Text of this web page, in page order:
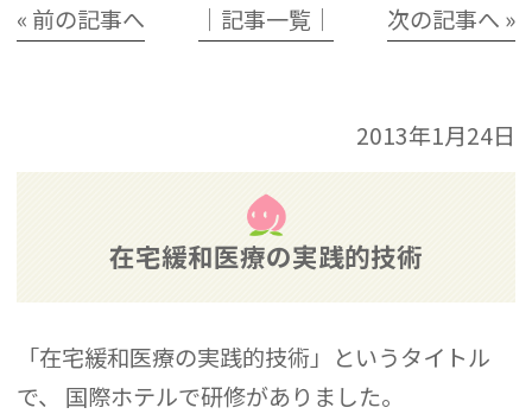
« 前の記事へ │記事一覧│ 次の記事へ »
2013年1月24日
在宅緩和医療の実践的技術
「在宅緩和医療の実践的技術」というタイトル
で、 国際ホテルで研修がありました。